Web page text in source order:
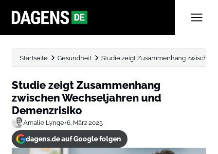
Startseite Gesundheit Studie zeigt Zusammenhang
Studie zeigt Zusammenhang
zwischen Wechseljahren und
Demenzrisiko
Amalie Lynge•6. März 2025
dagens.de auf Google folgen